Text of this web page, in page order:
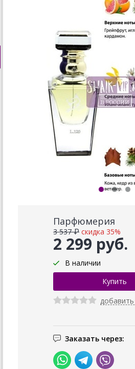
Парфюмерия
2 299 руб.
3 537 ₽ скидка 35%
В наличии
Заказать через: